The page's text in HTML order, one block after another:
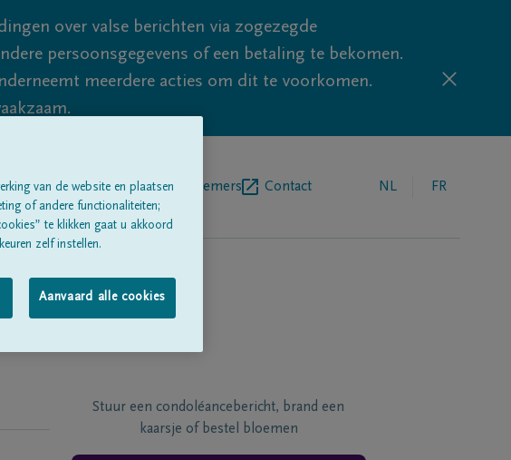
over valse berichten via zogezegde
persoonsgegevens of een betaling te bekomen.
meerdere acties om dit te voorkomen.
Over onsBegrafenisondernemers Contact NL FR
Stuur een condoléancebericht, brand een
kaarsje of bestel bloemen
van de website en plaatsen
of andere functionaliteiten;
te klikken gaat u akkoord
zelf instellen.
Aanvaard alle cookies